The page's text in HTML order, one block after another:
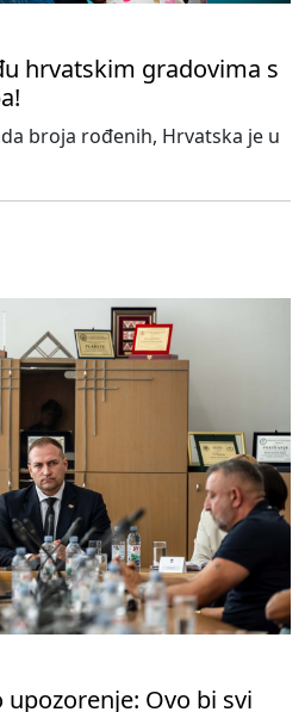
hrvatskim gradovima s
broja rođenih, Hrvatska je u
Ovo bi svi